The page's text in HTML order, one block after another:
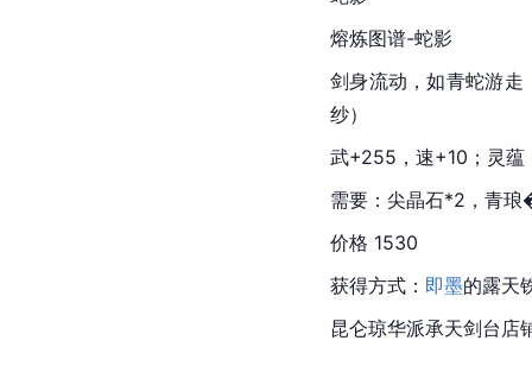
熔炼图谱-蛇影
剑身流动，如青蛇游走
纱）
武+255，速+10；灵蕴
需要：尖晶石*2，青
价格 1530
获得方式： 即墨的露天
昆仑琼华派承天剑台店